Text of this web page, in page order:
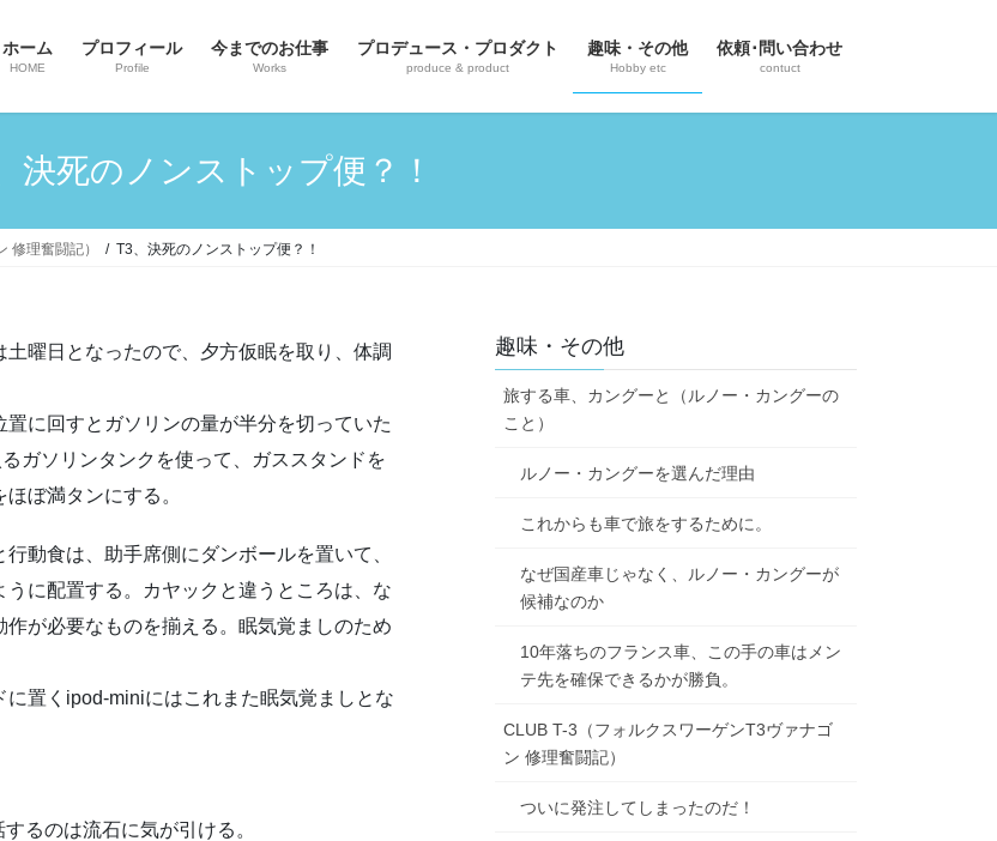
ホーム
HOME
プロフィール
Profile
今までのお仕事
Works
プロデュース・プロダクト
produce & product
趣味・その他
Hobby etc
依頼･問い合わせ
contuct
決死のノンストップ便？！
修理奮闘記） T3、決死のノンストップ便？！
曜日となったので、夕方仮眠を取り、体調
置に回すとガソリンの量が半分を切っていた
ガソリンタンクを使って、ガススタンドを
ぼ満タンにする。
動食は、助手席側にダンボールを置いて、
うに配置する。カヤックと違うところは、な
作が必要なものを揃える。眠気覚ましのため
に置くipod-miniにはこれまた眠気覚ましとな
るのは流石に気が引ける。
趣味・その他
旅する車、カングーと（ルノー・カングーの
こと）
ルノー・カングーを選んだ理由
これからも車で旅をするために。
なぜ国産車じゃなく、ルノー・カングーが
候補なのか
10年落ちのフランス車、この手の車はメン
テ先を確保できるかが勝負。
CLUB T-3（フォルクスワーゲンT3ヴァナゴ
ン 修理奮闘記）
ついに発注してしまったのだ！